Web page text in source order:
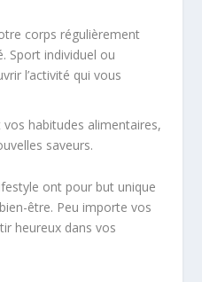
corps régulièrement
Sport individuel ou
l’activité qui vous
habitudes alimentaires,
saveurs.
ont pour but unique
être. Peu importe vos
heureux dans vos